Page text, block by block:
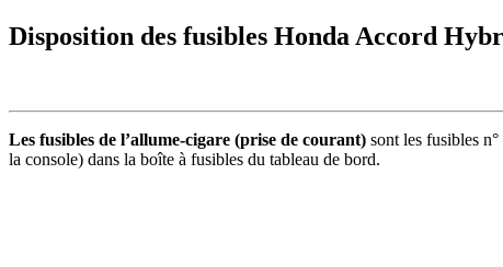
Disposition des fusibles Honda Accord
Les fusibles de l’allume-cigare (prise de courant) sont les fusibles
la console) dans la boîte à fusibles du tableau de bord.